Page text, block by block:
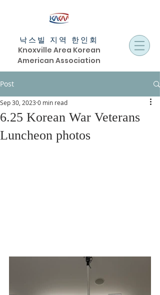
낙스빌 지역 한인회
Knoxville Area Korean
American Association
Post
6.25 Korean War Veterans
Luncheon photos
Sep 30, 2023 0 min read